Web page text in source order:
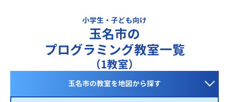
小学生・子ども向け
玉名市の
プログラミング教室一覧
（1教室）
玉名市の教室を地図から探す